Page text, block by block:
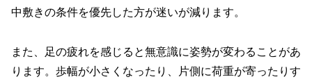
中敷きの条件を優先した方が迷いが減ります。
また、足の疲れを感じると無意識に姿勢が変わることがあ
ります。歩幅が小さくなったり、片側に荷重が寄ったりす